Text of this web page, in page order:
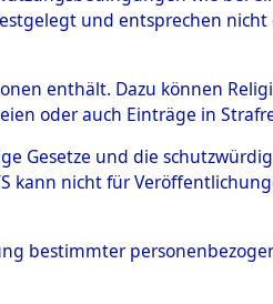
- Nützen
und entsprechen
enthält. Dazu können
oder auch Einträge in
Gesetze und die
kann nicht für
bestimmter